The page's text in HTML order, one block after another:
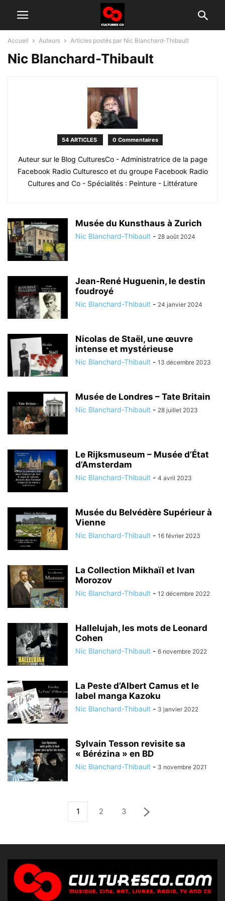
Accueil Auteurs Articles postés par Nic Blanchard-Thibault
Nic Blanchard-Thibault
54 ARTICLES 0 Commentaires
Auteur sur le Blog CulturesCo - Administratrice de la page
Facebook Radio Culturesco et du groupe Facebook Radio
Cultures and Co - Spécialités : Peinture - Littérature
Musée du Kunsthaus à Zurich
Nic Blanchard-Thibault - 28 août 2024
Jean-René Huguenin, le destin
foudroyé
Nic Blanchard-Thibault - 24 janvier 2024
Nicolas de Staël, une œuvre
intense et mystérieuse
Nic Blanchard-Thibault - 13 décembre 2023
Musée de Londres – Tate Britain
Nic Blanchard-Thibault - 28 juillet 2023
Le Rijksmuseum – Musée d’État
d’Amsterdam
Nic Blanchard-Thibault - 4 avril 2023
Musée du Belvédère Supérieur à
Vienne
Nic Blanchard-Thibault - 16 février 2023
La Collection Mikhaïl et Ivan
Morozov
Nic Blanchard-Thibault - 12 décembre 2022
Hallelujah, les mots de Leonard
Cohen
Nic Blanchard-Thibault - 6 novembre 2022
La Peste d’Albert Camus et le
label manga Kazoku
Nic Blanchard-Thibault - 3 janvier 2022
Sylvain Tesson revisite sa
« Bérézina » en BD
Nic Blanchard-Thibault - 3 novembre 2021
1 2 3